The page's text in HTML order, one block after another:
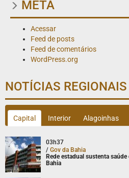
META
Acessar
Feed de posts
Feed de comentários
WordPress.org
NOTÍCIAS REGIONAIS
Capital Interior Alagoinhas
03h37
/ Gov da Bahia
Rede estadual sustenta
Bahia